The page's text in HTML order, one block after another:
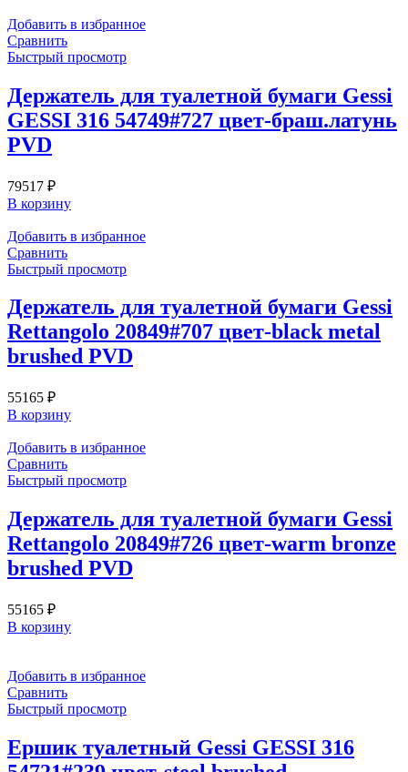
Добавить в избранное
Сравнить
Быстрый просмотр
Держатель для туалетной бумаги Gessi
GESSI 316 54749#727 цвет-браш.латунь
PVD
79517 ₽
В корзину
Добавить в избранное
Сравнить
Быстрый просмотр
Держатель для туалетной бумаги Gessi
Rettangolo 20849#707 цвет-black metal
brushed PVD
55165 ₽
В корзину
Добавить в избранное
Сравнить
Быстрый просмотр
Держатель для туалетной бумаги Gessi
Rettangolo 20849#726 цвет-warm bronze
brushed PVD
55165 ₽
В корзину
Добавить в избранное
Сравнить
Быстрый просмотр
Ершик туалетный Gessi GESSI 316